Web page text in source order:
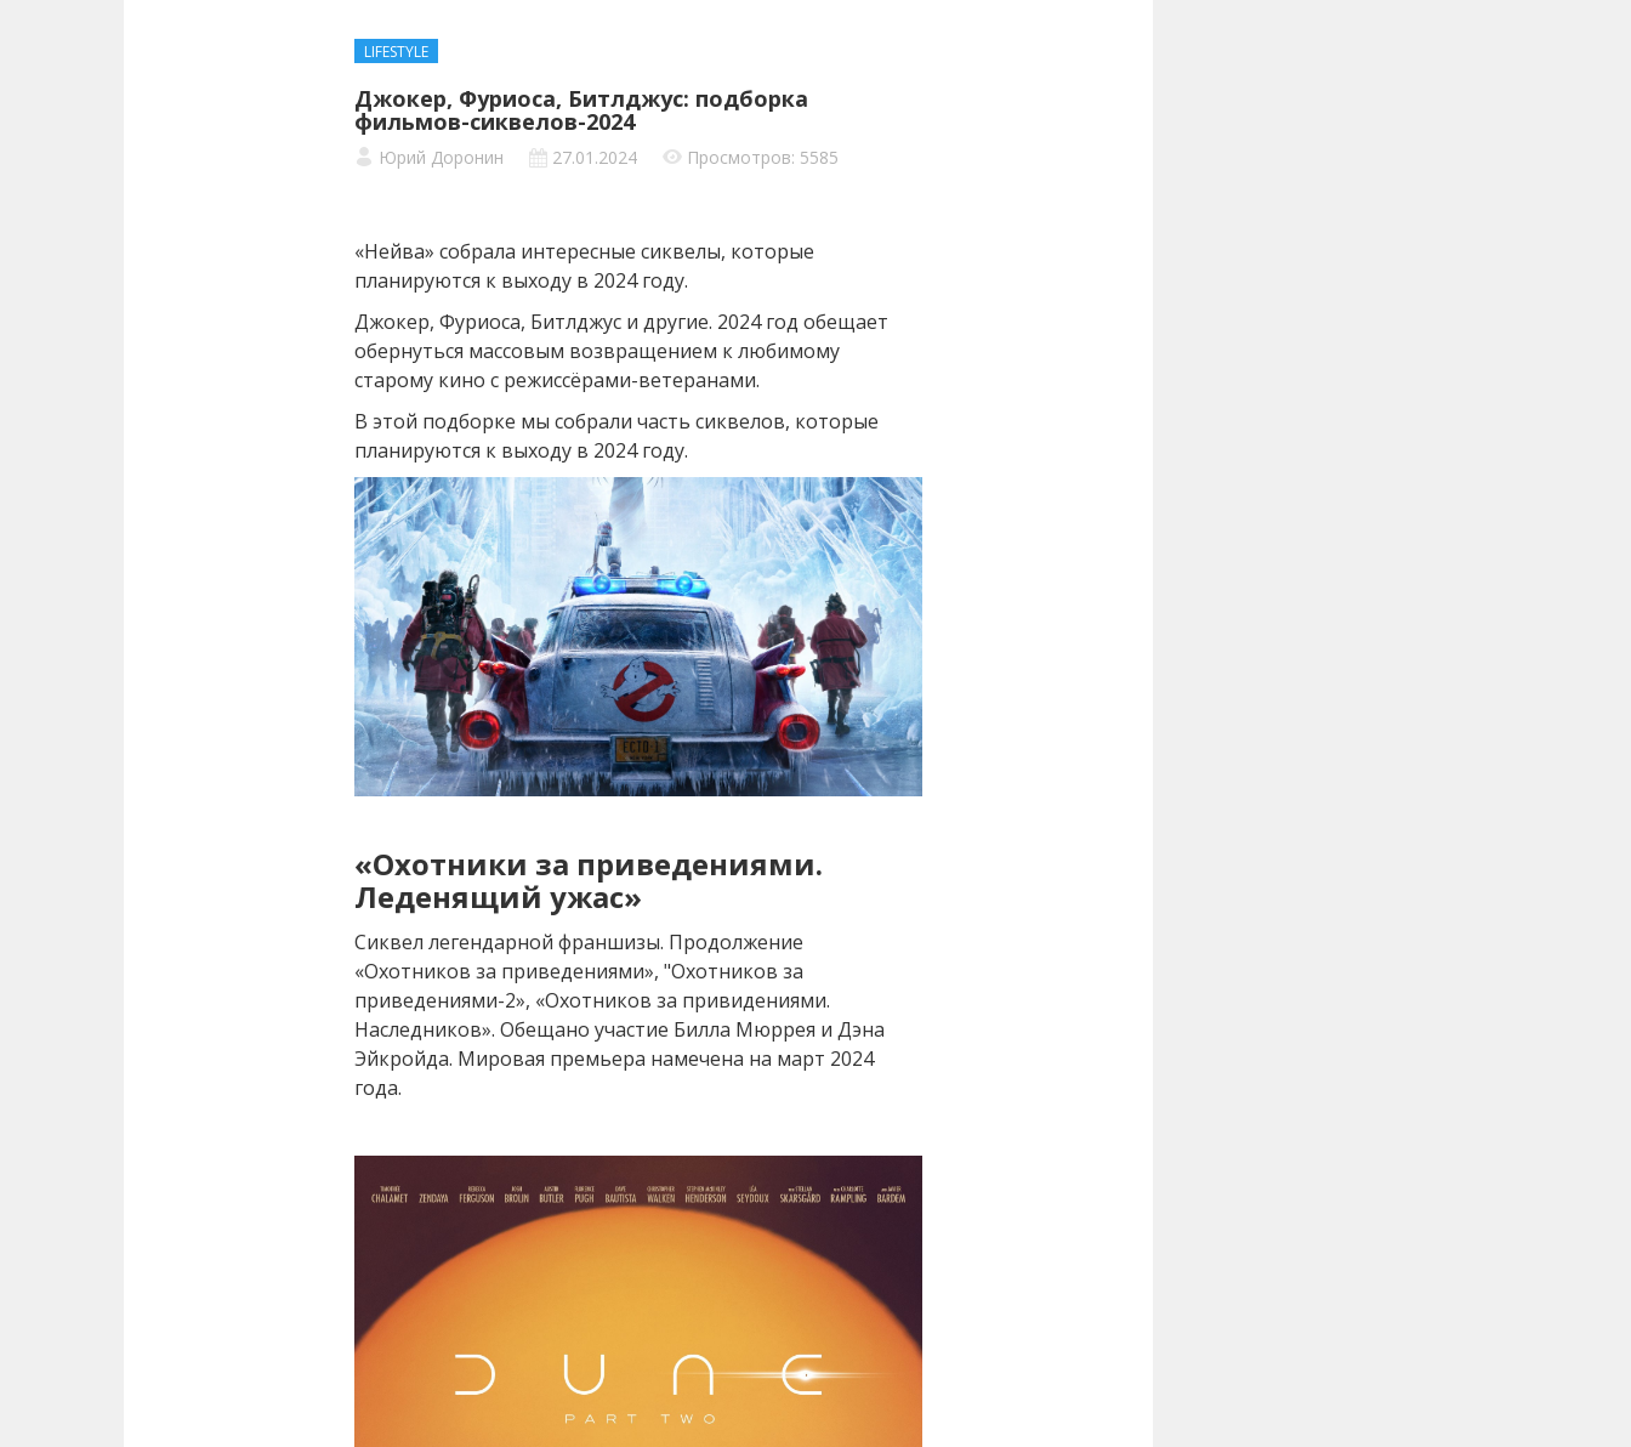
LIFESTYLE
Джокер, Фуриоса, Битлджус: подборка
фильмов-сиквелов-2024
Юрий Доронин 27.01.2024 Просмотров: 5585
«Нейва» собрала интересные сиквелы, которые
планируются к выходу в 2024 году.
Джокер, Фуриоса, Битлджус и другие. 2024 год обещает
обернуться массовым возвращением к любимому
старому кино с режиссёрами-ветеранами.
В этой подборке мы собрали часть сиквелов, которые
планируются к выходу в 2024 году.
«Охотники за приведениями.
Леденящий ужас»
Сиквел легендарной франшизы. Продолжение
«Охотников за приведениями», "Охотников за
приведениями-2», «Охотников за привидениями.
Наследников». Обещано участие Билла Мюррея и Дэна
Эйкройда. Мировая премьера намечена на март 2024
года.